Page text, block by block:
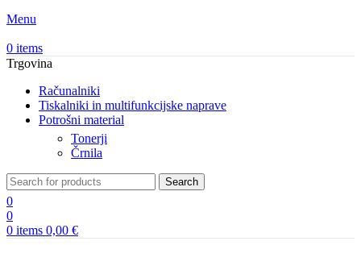
Menu
0 items
Trgovina
Računalniki
Tiskalniki in multifunkcijske naprave
Potrošni material
Tonerji
Črnila
Search
0
0
0 items 0,00 €